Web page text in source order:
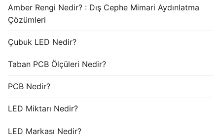
Amber Rengi Nedir? : Dış Cephe Mimari Aydınlatma
Çözümleri
Çubuk LED Nedir?
Taban PCB Ölçüleri Nedir?
PCB Nedir?
LED Miktarı Nedir?
LED Markası Nedir?